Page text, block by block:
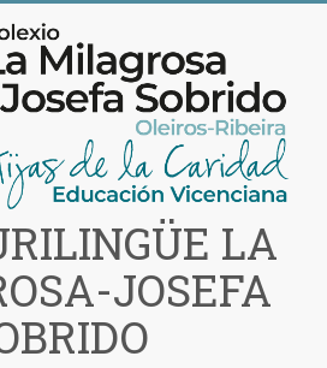
LA
JOSEFA